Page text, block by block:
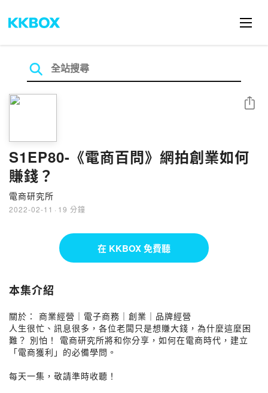
S1EP80-《電商百問》網拍創業如何
賺錢？
電商研究所
2022-02-11 · 19 分鐘
分享
在 KKBOX 免費聽
本集介紹
關於： 商業經營｜電子商務｜創業｜品牌經營
人生很忙、訊息很多，各位老闆只是想賺大錢，為什麼這麼困
難？ 別怕！ 電商研究所將和你分享，如何在電商時代，建立
「電商獲利」的必備學問。
每天一集，敬請準時收聽！